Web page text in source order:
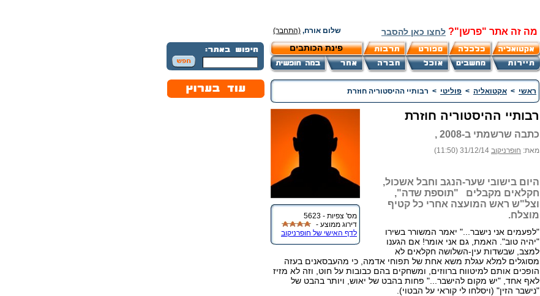
מה זה אתר "פרשן"? לחצו כאן להסבר שלום אורח, (התחבר)
פינת הכותבים
ראשי > אקטואליה > פוליטי > רבותיי ההיסטוריה חוזרת
מס' צפיות - 5623
דירוג ממוצע -
לדף האישי של חופרניקוב
רבותיי ההיסטוריה חוזרת
כתבה שרשמתי ב-2008 ,
מאת: חופרניקוב 31/12/14 (11:50)
היום בישובי שער-הנגב וחבל אשכול,
חקלאים מקבלים "תוספת שדה",
וצל"ש ראש המועצה אחרי כל קטיף
מוצלח.
"לפעמים אני נישבר..." יאמר המשורר בשירו
"יהיה טוב". האמת, גם אני אומר! אם הגענו
למצב, שבשדות עין-השלושה חקלאים לא
מסוגלים למלא עגלת משא אחת של תפוחי אדמה, כי מהעבסאנים בעזה
הופכים אותם למיטווח ברווזים, ומשחקים בהם כבובות על חוט, וזה לא מזיז
לאף אחד, "יש מקום להישבר..." פחות בהבט של יאוש, ויותר בהבט של
"נישבר הזין" (ויסלחו לי קוראי על הבטוי).